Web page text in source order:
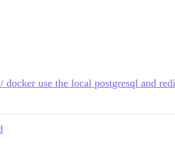
docker use the local postgresql and